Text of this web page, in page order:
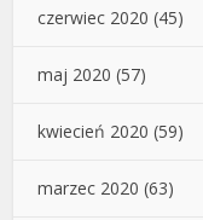
czerwiec 2020 (45)
maj 2020 (57)
kwiecień 2020 (59)
marzec 2020 (63)